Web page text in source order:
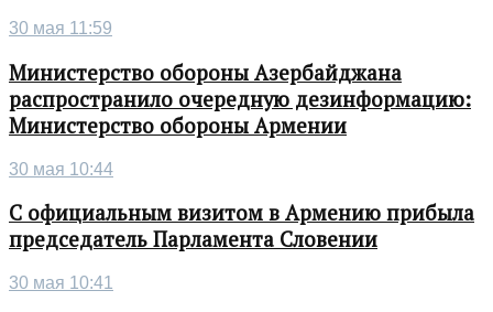
30 мая 11:59
Министерство обороны Азербайджана
распространило очередную дезинформацию:
Министерство обороны Армении
30 мая 10:44
С официальным визитом в Армению прибыла
председатель Парламента Словении
30 мая 10:41